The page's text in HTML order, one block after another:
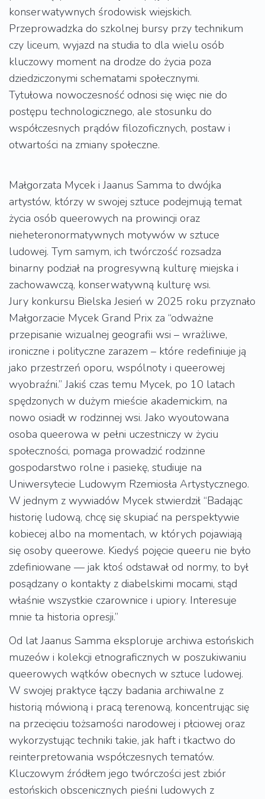
konserwatywnych środowisk wiejskich.
Przeprowadzka do szkolnej bursy przy technikum
czy liceum, wyjazd na studia to dla wielu osób
kluczowy moment na drodze do życia poza
dziedziczonymi schematami społecznymi.
Tytułowa nowoczesność odnosi się więc nie do
postępu technologicznego, ale stosunku do
współczesnych prądów filozoficznych, postaw i
otwartości na zmiany społeczne.
Małgorzata Mycek i Jaanus Samma to dwójka
artystów, którzy w swojej sztuce podejmują temat
życia osób queerowych na prowincji oraz
nieheteronormatywnych motywów w sztuce
ludowej. Tym samym, ich twórczość rozsadza
binarny podział na progresywną kulturę miejska i
zachowawczą, konserwatywną kulturę wsi.
Jury konkursu Bielska Jesień w 2025 roku przyznało
Małgorzacie Mycek Grand Prix za “odważne
przepisanie wizualnej geografii wsi – wrażliwe,
ironiczne i polityczne zarazem – które redefiniuje ją
jako przestrzeń oporu, wspólnoty i queerowej
wyobraźni.” Jakiś czas temu Mycek, po 10 latach
spędzonych w dużym mieście akademickim, na
nowo osiadł w rodzinnej wsi. Jako wyoutowana
osoba queerowa w pełni uczestniczy w życiu
społeczności, pomaga prowadzić rodzinne
gospodarstwo rolne i pasiekę, studiuje na
Uniwersytecie Ludowym Rzemiosła Artystycznego.
W jednym z wywiadów Mycek stwierdził “Badając
historię ludową, chcę się skupiać na perspektywie
kobiecej albo na momentach, w których pojawiają
się osoby queerowe. Kiedyś pojęcie queeru nie było
zdefiniowane — jak ktoś odstawał od normy, to był
posądzany o kontakty z diabelskimi mocami, stąd
właśnie wszystkie czarownice i upiory. Interesuje
mnie ta historia opresji.”
Od lat Jaanus Samma eksploruje archiwa estońskich
muzeów i kolekcji etnograficznych w poszukiwaniu
queerowych wątków obecnych w sztuce ludowej.
W swojej praktyce łączy badania archiwalne z
historią mówioną i pracą terenową, koncentrując się
na przecięciu tożsamości narodowej i płciowej oraz
wykorzystując techniki takie, jak haft i tkactwo do
reinterpretowania współczesnych tematów.
Kluczowym źródłem jego twórczości jest zbiór
estońskich obscenicznych pieśni ludowych z